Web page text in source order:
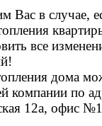
Вас в случае,
все
дома
компании по
12а, офис